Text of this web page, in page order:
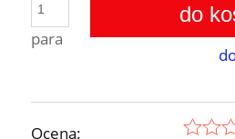
para
do
Ocena: